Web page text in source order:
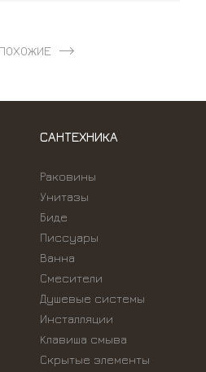
САНТЕХНИКА
Раковины
Унитазы
Биде
Писсуары
Ванна
Смесители
Душевые системы
Инсталляции
Kлавиша смыва
Скрытые элементы